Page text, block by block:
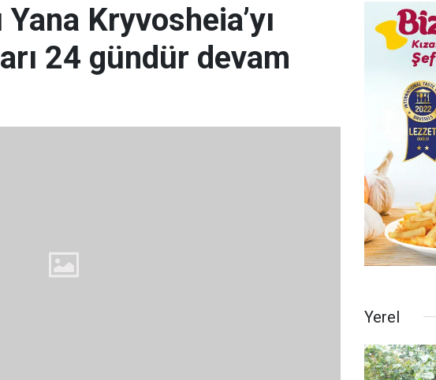
Kryvosheia’yı
24 gündür devam
Yerel